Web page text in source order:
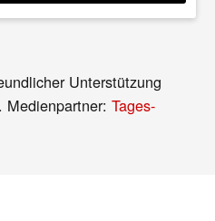
Unterstützung
. Medienpartner:Tages-